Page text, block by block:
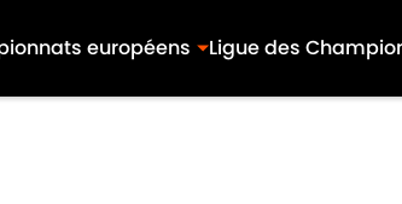
européens Ligue des